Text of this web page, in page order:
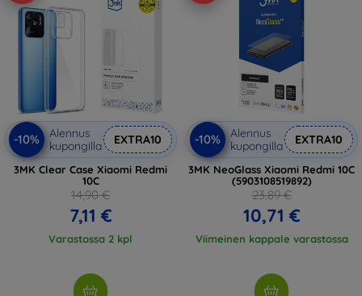
-10%
Alennus
kupongilla
EXTRA10
3MK Clear Case Xiaomi Redmi
10C
14,90 €
7,11 €
Varastossa 2 kpl
-10%
Alennus
kupongilla
EXTRA10
3MK NeoGlass Xiaomi Redmi 10C
(5903108519892)
23,89 €
10,71 €
Viimeinen kappale varastossa